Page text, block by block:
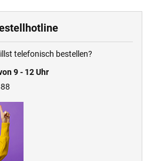
telefonisch bestellen?
9 - 12 Uhr